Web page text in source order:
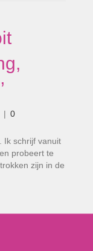
| 0
Ik schrijf vanuit
probeert te
zijn in de